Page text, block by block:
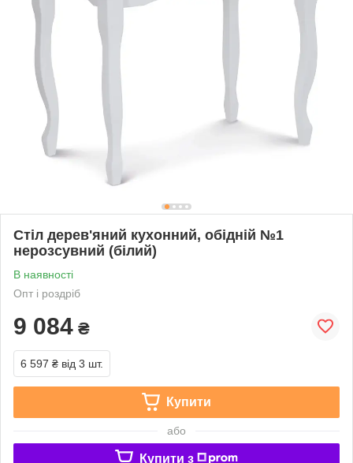
Стіл дерев'яний кухонний, обідній №1
нерозсувний (білий)
В наявності
Опт і роздріб
9 084 ₴
6 597 ₴ від 3 шт.
Купити
або
Купити з